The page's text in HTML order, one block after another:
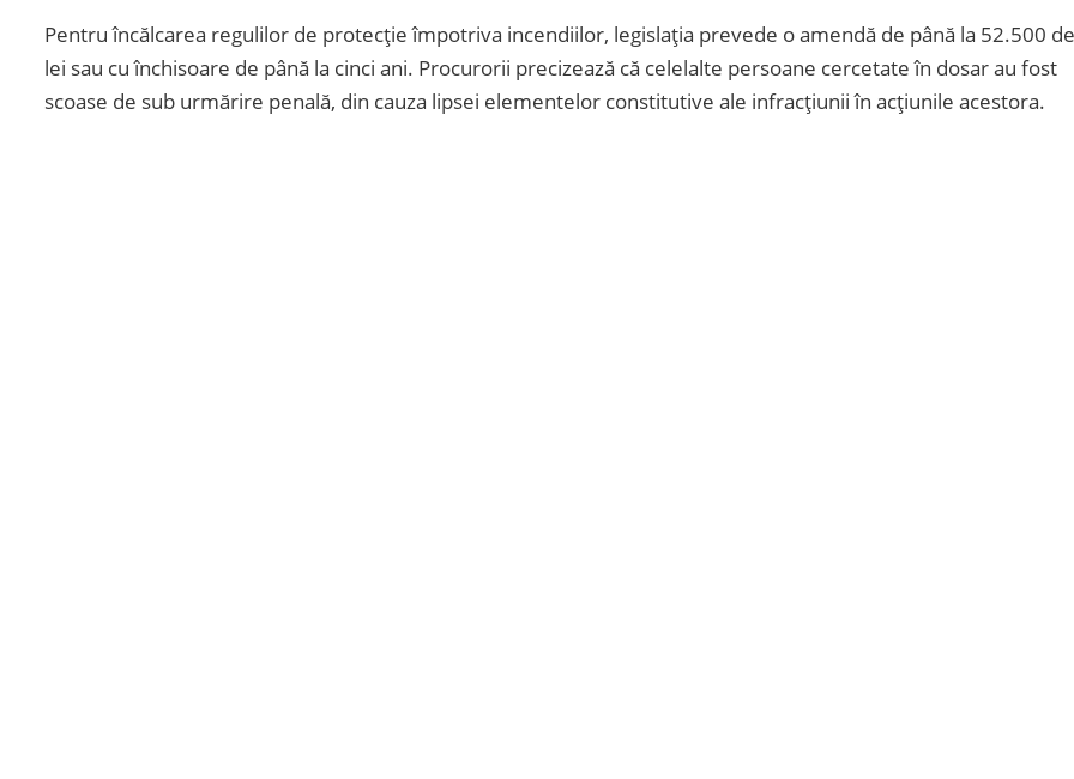
Pentru încălcarea regulilor de protecție împotriva incendiilor, legislația prevede o amendă de până la 52.500 de
lei sau cu închisoare de până la cinci ani. Procurorii precizează că celelalte persoane cercetate în dosar au fost
scoase de sub urmărire penală, din cauza lipsei elementelor constitutive ale infracțiunii în acțiunile acestora.